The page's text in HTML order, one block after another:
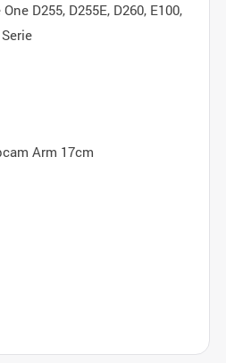
D255, D255E, D260, E100,
Arm 17cm